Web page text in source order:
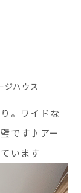
。ワイドな
です♪アー
います